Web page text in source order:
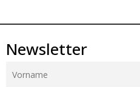
Newsletter